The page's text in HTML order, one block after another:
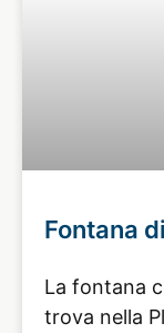
Fontana
La fontana
trova nella